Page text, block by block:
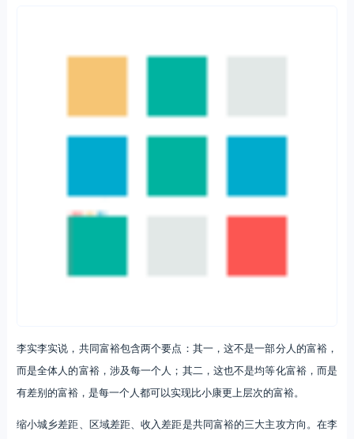
李实李实说，共同富裕包含两个要点：其一，这不是一部分人的富裕，
而是全体人的富裕，涉及每一个人；其二，这也不是均等化富裕，而是
有差别的富裕，是每一个人都可以实现比小康更上层次的富裕。
缩小城乡差距、区域差距、收入差距是共同富裕的三大主攻方向。在李